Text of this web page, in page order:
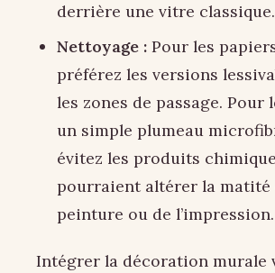
derrière une vitre classique.
Nettoyage :Pour les
préférez les versions
les zones de passage. Pour
un simple plumeau
évitez les produits
pourraient altérer la matité
peinture ou de l’impression.
Intégrer la décoration murale